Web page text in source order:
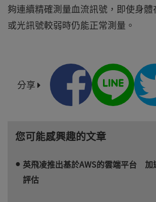
夠連續精確測量血流訊號，即使身
或光訊號較弱時仍能正常測量。
分享
您可能感興趣的文章
英飛凌推出基於AWS的雲端平台 加
評估